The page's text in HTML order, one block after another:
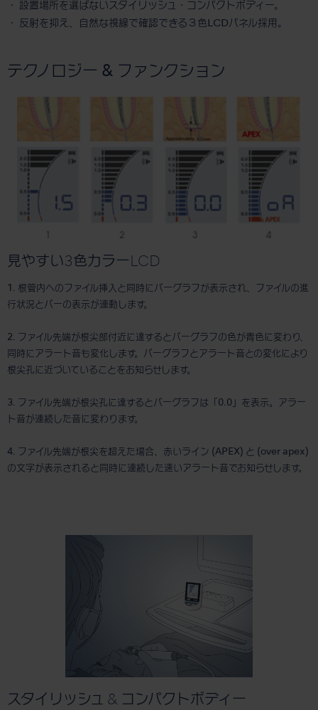
・ 設置場所を選ばないスタイリッシュ・コンパクトボディー。
・ 反射を抑え、自然な視線で確認できる３色LCDパネル採用。
テクノロジー & ファンクション
見やすい3色カラーLCD
1. 根管内へのファイル挿入と同時にバーグラフが表示され、ファイルの進
行状況とバーの表示が連動します。
2. ファイル先端が根尖部付近に達するとバーグラフの色が青色に変わり、
同時にアラート音も変化します。バーグラフとアラート音との変化により
根尖孔に近づいていることをお知らせします。
3. ファイル先端が根尖孔に達するとバーグラフは「0.0」を表示。アラー
ト音が連続した音に変わります。
4. ファイル先端が根尖を超えた場合、赤いライン (APEX) と (over apex)
の文字が表示されると同時に連続した速いアラート音でお知らせします。
スタイリッシュ & コンパクトボディー